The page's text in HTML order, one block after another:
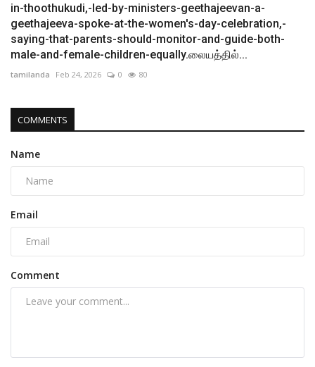
in-thoothukudi,-led-by-ministers-geethajeevan-a-
geethajeeva-spoke-at-the-women's-day-celebration,-
saying-that-parents-should-monitor-and-guide-both-
male-and-female-children-equally.லையத்தில்...
tamilanda Feb 24, 2026 0 80
COMMENTS
Name
Email
Comment